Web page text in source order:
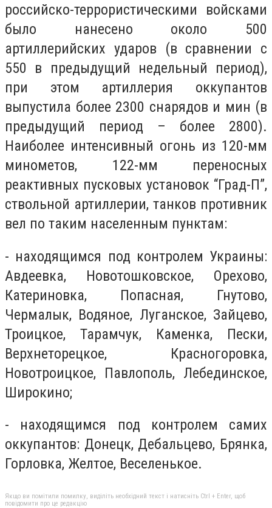
российско-террористическими войсками
было нанесено около 500
артиллерийских ударов (в сравнении с
550 в предыдущий недельный период),
при этом артиллерия оккупантов
выпустила более 2300 снарядов и мин (в
предыдущий период – более 2800).
Наиболее интенсивный огонь из 120-мм
минометов, 122-мм переносных
реактивных пусковых установок “Град-П”,
ствольной артиллерии, танков противник
вел по таким населенным пунктам:
- находящимся под контролем Украины:
Авдеевка, Новотошковское, Орехово,
Катериновка, Попасная, Гнутово,
Чермалык, Водяное, Луганское, Зайцево,
Троицкое, Тарамчук, Каменка, Пески,
Верхнеторецкое, Красногоровка,
Новотроицкое, Павлополь, Лебединское,
Широкино;
- находящимся под контролем самих
оккупантов: Донецк, Дебальцево, Брянка,
Горловка, Желтое, Веселенькое.
Якщо ви помітили помилку, виділіть необхідний текст і натисніть Ctrl + Enter, щоб
повідомити про це редакцію